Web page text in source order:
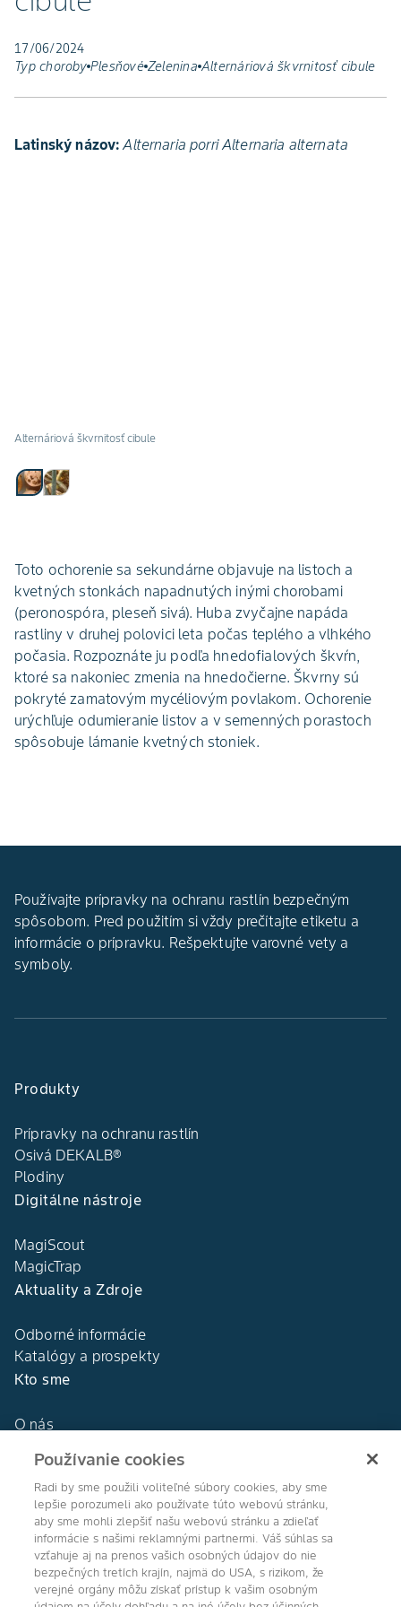
17/06/2024
Typ choroby Plesňové Zelenina Alternáriová škvrnitosť cibule
Latinský názov: Alternaria porri Alternaria alternata
Alternáriová škvrnitosť cibule
Toto ochorenie sa sekundárne objavuje na listoch a
kvetných stonkách napadnutých inými chorobami
(peronospóra, pleseň sivá). Huba zvyčajne napáda
rastliny v druhej polovici leta počas teplého a vlhkého
počasia. Rozpoznáte ju podľa hnedofialových škvŕn,
ktoré sa nakoniec zmenia na hnedočierne. Škvrny sú
pokryté zamatovým mycéliovým povlakom. Ochorenie
urýchľuje odumieranie listov a v semenných porastoch
spôsobuje lámanie kvetných stoniek.
Používajte prípravky na ochranu rastlín bezpečným
spôsobom. Pred použitím si vždy prečítajte etiketu a
informácie o prípravku. Rešpektujte varovné vety a
symboly.
Produkty
Prípravky na ochranu rastlín
Osivá DEKALB®
Plodiny
Digitálne nástroje
MagiScout
MagicTrap
Aktuality a Zdroje
Odborné informácie
Katalógy a prospekty
Kto sme
O nás
DEKALB®
Naše hodnoty
Agro Bayer
Používanie cookies
Radi by sme použili voliteľné súbory cookies, aby sme
lepšie porozumeli ako používate túto webovú stránku,
aby sme mohli zlepšiť našu webovú stránku a zdieľať
informácie s našimi reklamnými partnermi. Váš súhlas sa
vzťahuje aj na prenos vašich osobných údajov do nie
bezpečných tretích krajín, najmä do USA, s rizikom, že
verejné orgány môžu získať prístup k vašim osobným